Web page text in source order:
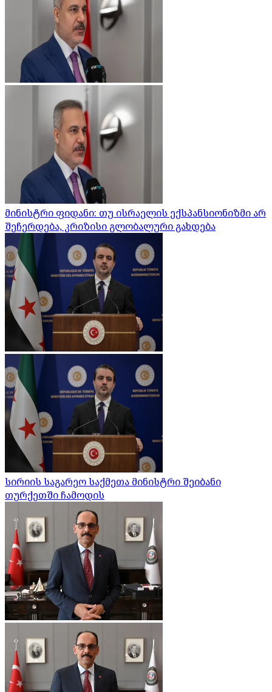
მინისტრი ფიდანი: თუ ისრაელის ექსპანსიონიზმი არ
შეჩერდება, კრიზისი გლობალური გახდება
სირიის საგარეო საქმეთა მინისტრი შეიბანი
თურქეთში ჩამოდის